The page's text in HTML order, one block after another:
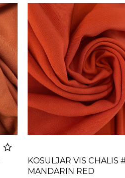
KOSULJAR VIS CHALIS
MANDARIN RED